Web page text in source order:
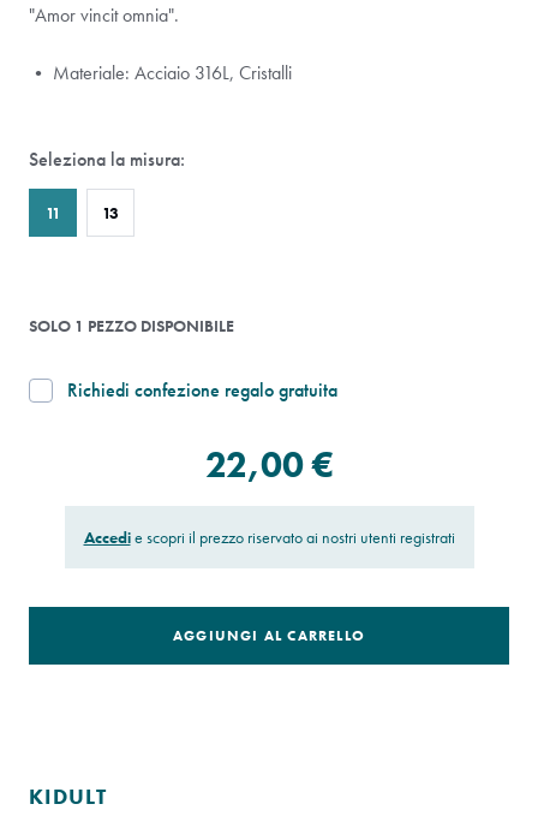
"Amor vincit omnia".
• Materiale: Acciaio 316L, Cristalli
Seleziona la misura:
11 13
SOLO 1 PEZZO DISPONIBILE
Richiedi confezione regalo gratuita
22,00 €
Accedie scopri il prezzo riservato ai nostri utenti registrati
AGGIUNGI AL CARRELLO
KIDULT